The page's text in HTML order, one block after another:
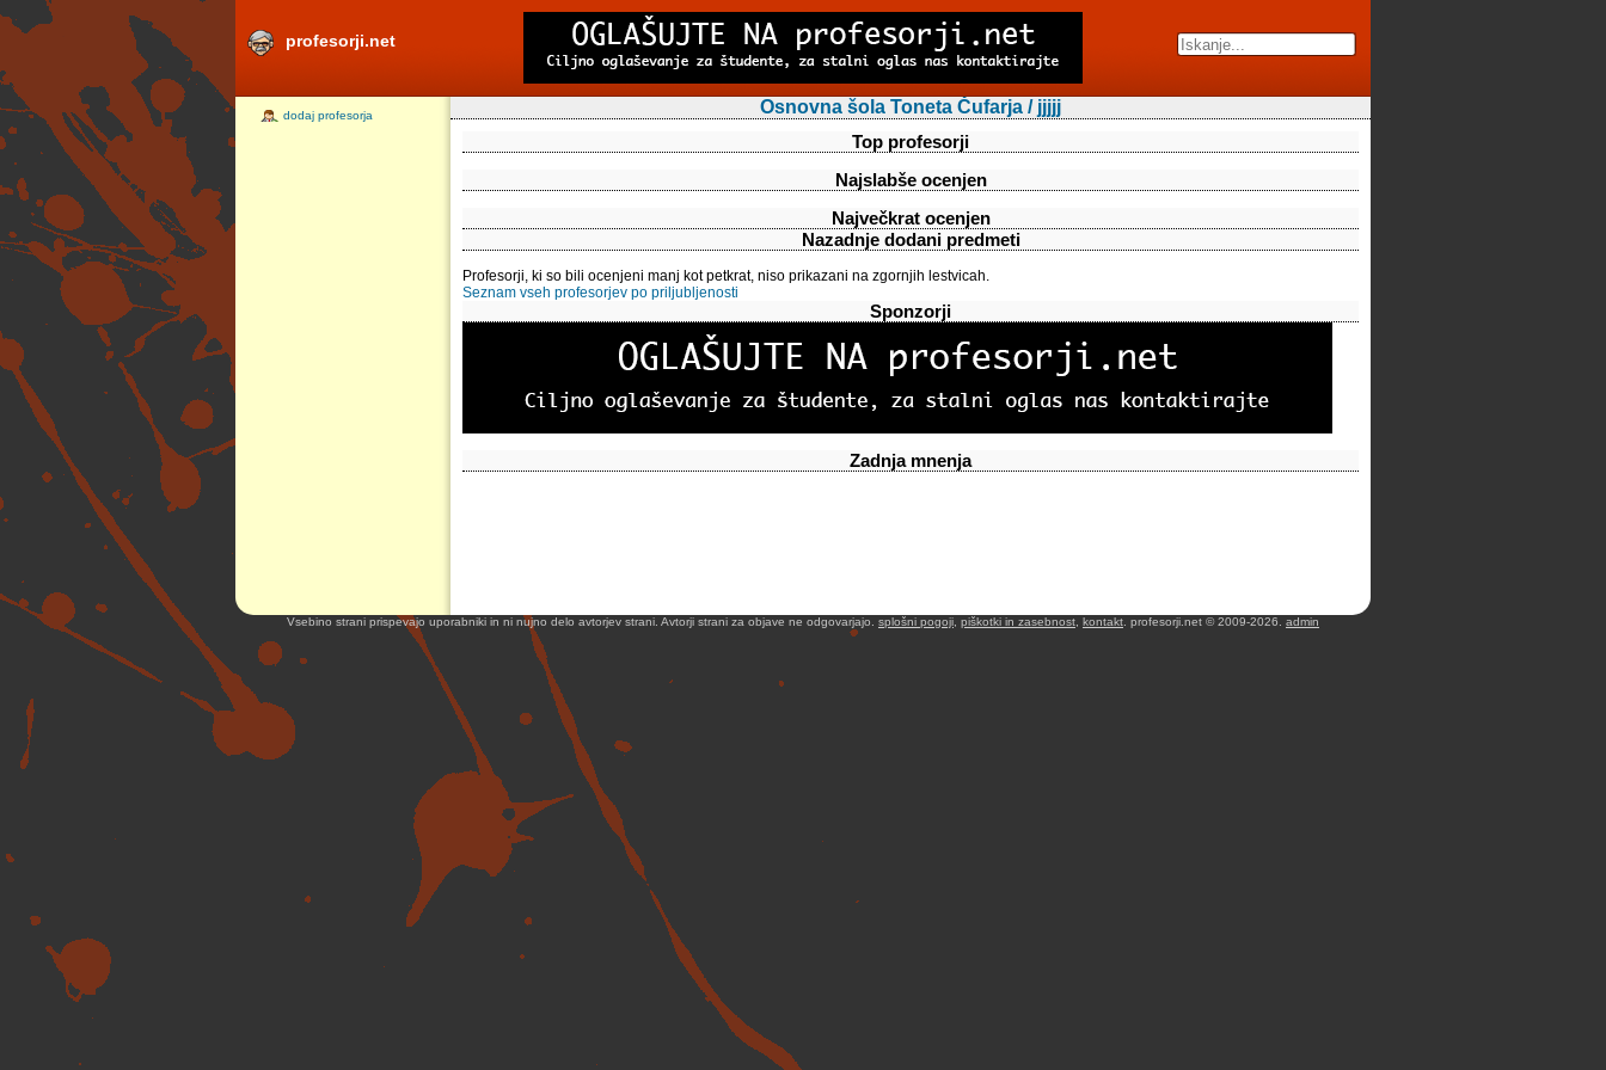
profesorji.net
dodaj profesorja
Osnovna šola Toneta Čufarja / jjjjj
Top profesorji
Najslabše ocenjen
Največkrat ocenjen
Nazadnje dodani predmeti
Profesorji, ki so bili ocenjeni manj kot petkrat, niso prikazani na zgornjih lestvicah.
Seznam vseh profesorjev po priljubljenosti
Sponzorji
Zadnja mnenja
Vsebino strani prispevajo uporabniki in ni nujno delo avtorjev strani. Avtorji strani za objave ne odgovarjajo. splošni pogoji piškotki in zasebnost kontakt . profesorji.net © 2009-2026. admin